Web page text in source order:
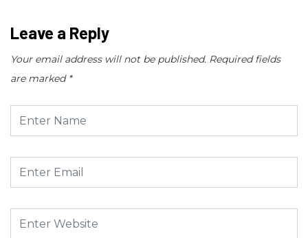
Leave a Reply
Your email address will not be published. Required fields
are marked *